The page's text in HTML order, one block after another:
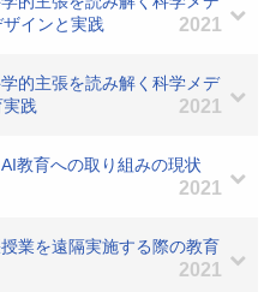
インと実践
2021
的主張を読み解く科学メデ
践
2021
教育への取り組みの現状
2021
業を遠隔実施する際の教育
2021